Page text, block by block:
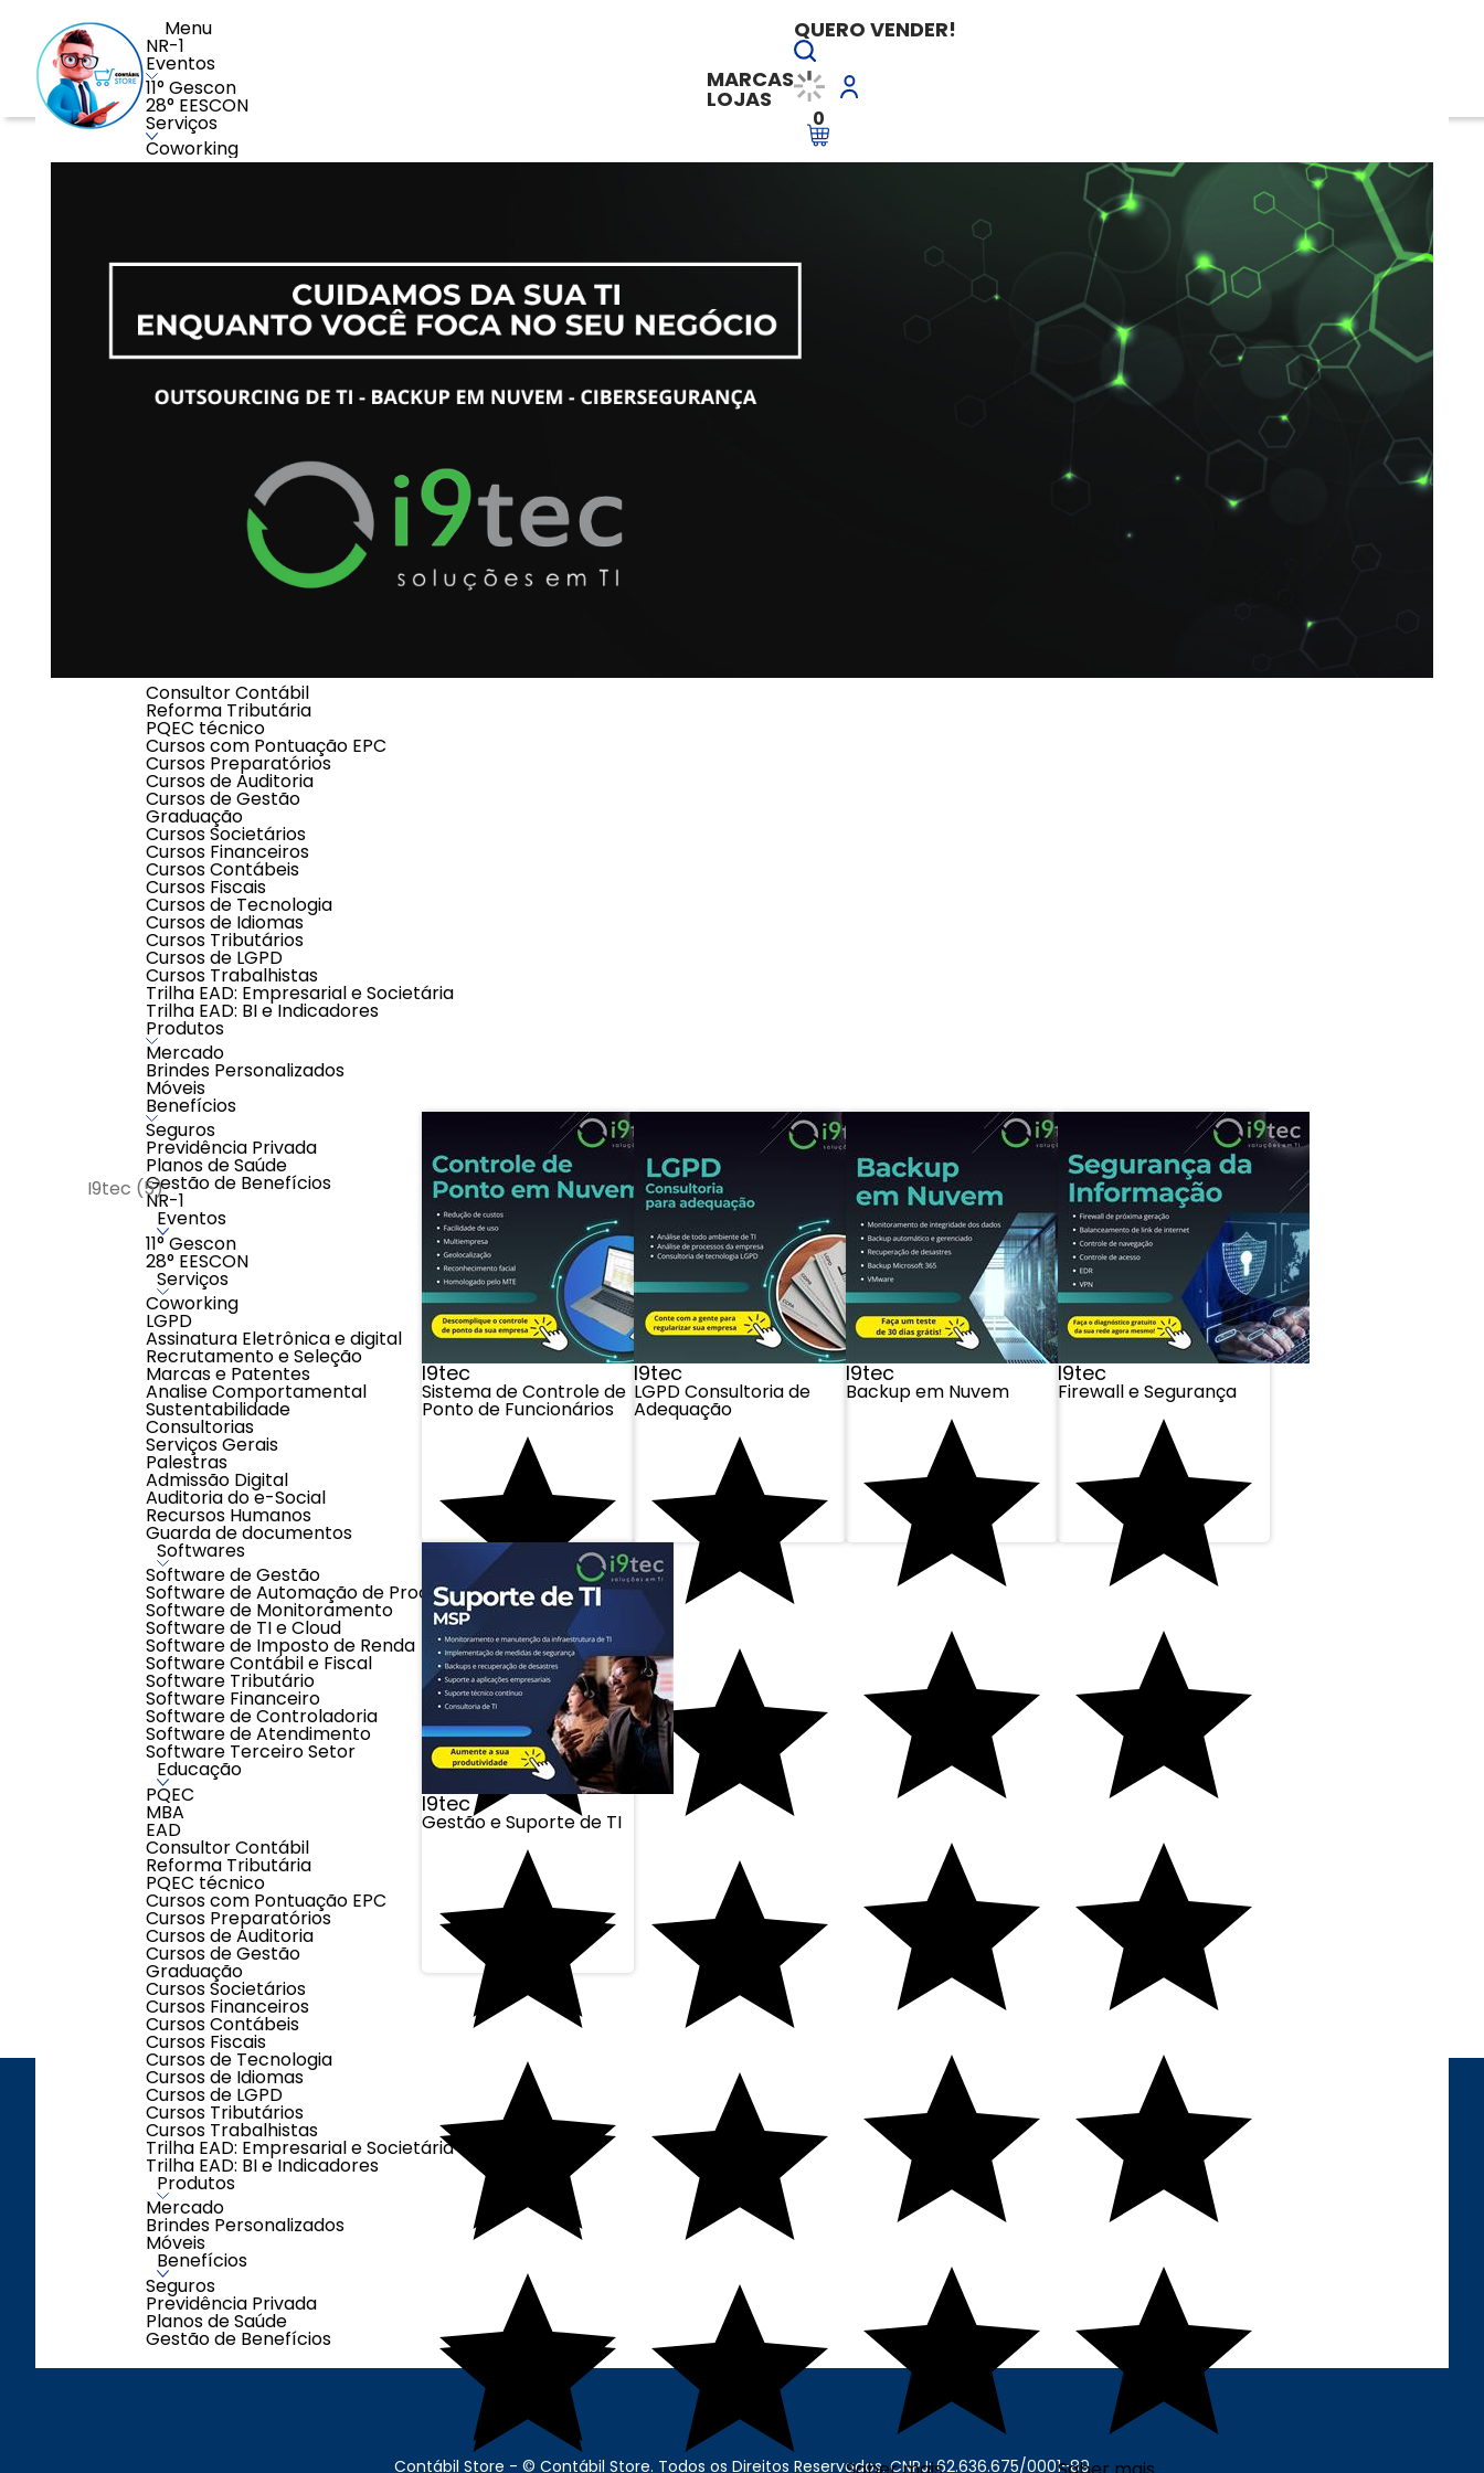
Menu
NR-1
Eventos
11° Gescon
28° EESCON
Serviços
Coworking
LGPD
Consultorias
Palestras
Admissão Digital
Auditoria do e-Social
Recursos Humanos
Softwares
Software de Monitoramento
Software de TI e Cloud
Software de Imposto de Renda
Software Contábil e Fiscal
Software Tributário
Software Financeiro
Software de Controladoria
Software de Atendimento
Software Terceiro Setor
EAD
Consultor Contábil
Reforma Tributária
PQEC técnico
Cursos com Pontuação EPC
Cursos Preparatórios
Cursos de Auditoria
Cursos de Gestão
Graduação
Cursos Societários
Cursos Financeiros
Cursos Contábeis
Cursos Fiscais
Cursos de Tecnologia
Cursos de Idiomas
Cursos Tributários
Cursos de LGPD
Cursos Trabalhistas
Trilha EAD: Empresarial e Societária
Trilha EAD: BI e Indicadores
Produtos
Mercado
Brindes Personalizados
Móveis
Benefícios
Seguros
Previdência Privada
Planos de Saúde
Gestão de Benefícios
NR-1
Eventos
11° Gescon
28° EESCON
Serviços
Coworking
LGPD
Assinatura Eletrônica e digital
Recrutamento e Seleção
Marcas e Patentes
Analise Comportamental
Sustentabilidade
Consultorias
Serviços Gerais
Palestras
Admissão Digital
Auditoria do e-Social
Recursos Humanos
Guarda de documentos
Softwares
Software de Gestão
Software de Automação de Processos
Software de Monitoramento
Software de TI e Cloud
Software de Imposto de Renda
Software Contábil e Fiscal
Software Tributário
Software Financeiro
Software de Controladoria
Software de Atendimento
Software Terceiro Setor
Educação
PQEC
MBA
EAD
Consultor Contábil
Reforma Tributária
PQEC técnico
Cursos com Pontuação EPC
Cursos Preparatórios
Cursos de Auditoria
Cursos de Gestão
Graduação
Cursos Societários
Cursos Financeiros
Cursos Contábeis
Cursos Fiscais
Cursos de Tecnologia
Cursos de Idiomas
Cursos de LGPD
Cursos Tributários
Cursos Trabalhistas
Trilha EAD: Empresarial e Societária
Trilha EAD: BI e Indicadores
Produtos
Mercado
Brindes Personalizados
Móveis
Benefícios
Seguros
Previdência Privada
Planos de Saúde
Gestão de Benefícios
MARCAS
LOJAS
QUERO VENDER!
0
Loja >> i9tec Soluções em TI
i9tec Soluções em TI
nova friburgo, rj
Você já imaginou nunca mais sofrer com interrupções inesperadas, demora no atendimento, perda de dados, backups corrompidos ou ataques de hackers? A
i9tec Soluções em TI surgiu para atender a uma necessidade comum das empresas: contar com um parceiro confiável para cuidar de todas as questões
complexas de TI, do suporte técnico à manutenção da infraestrutura. Somos especializados em TI, com experiência em escritórios de contabilidade.
Resolvemos problemas dos usuários com rapidez e clareza, além de garantir a segurança e o bom funcionamento da infraestrutura com backups na nuvem e
I9tec (5)
I9tec
Sistema de Controle de
Ponto de Funcionários
I9tec
LGPD Consultoria de
Adequação
I9tec
Backup em Nuvem
I9tec
Firewall e Segurança
I9tec
Gestão e Suporte de TI
Segunda a quinta: das 08h às 18h
INSTITUCIONAL
Quem Somos
Trocas e Devoluções
Fale Conosco
Termo de Uso - Usuário
Clube Contábil Store
Fale com o Encarregado de Dados
CONTATO
bil@contabilstore.org.br
(11) 99271-8644
FORMAS DE PAGAMENTO
Contábil Store - © Contábil Store. Todos os Direitos Reservados. CNPJ: 62.636.675/0001-89